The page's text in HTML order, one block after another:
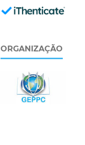
ORGANIZAÇÃO